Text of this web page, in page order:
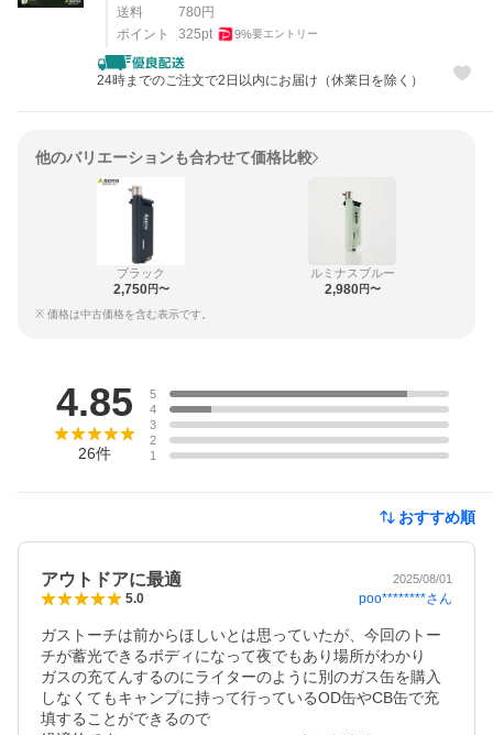
送料
780 円
ポイント
325pt 9%要エントリー
24時までのご注文で2日以内にお届け（休業日を除く）
他のバリエーションも合わせて価格比較
ブラック
2,750円〜
ルミナスブルー
2,980円〜
※ 価格は中古価格を含む表示です。
4.85
26件
5
4
3
2
1
おすすめ順
アウトドアに最適 2025/08/01
5.0 poo********さん
ガストーチは前からほしいとは思っていたが、今回のトー
チが蓄光できるボディになって夜でもあり場所がわかり
ガスの充てんするのにライターのように別のガス缶を購入
しなくてもキャンプに持って行っているOD缶やCB缶で充
填することができるので